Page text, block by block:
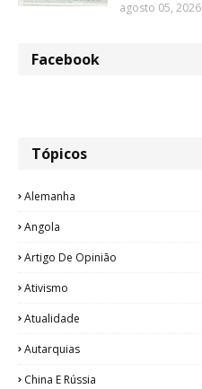
agosto 05, 2026
Facebook
Tópicos
Alemanha
Angola
Artigo De Opinião
Ativismo
Atualidade
Autarquias
China E Rússia